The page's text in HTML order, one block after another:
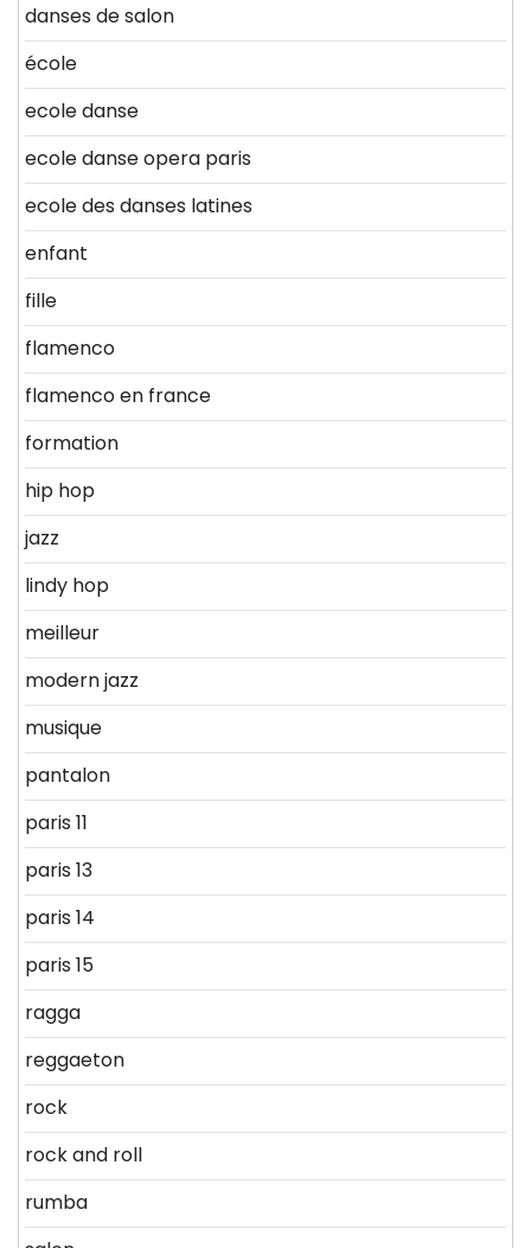
danses de salon
école
ecole danse
ecole danse opera paris
ecole des danses latines
enfant
fille
flamenco
flamenco en france
formation
hip hop
jazz
lindy hop
meilleur
modern jazz
musique
pantalon
paris 11
paris 13
paris 14
paris 15
ragga
reggaeton
rock
rock and roll
rumba